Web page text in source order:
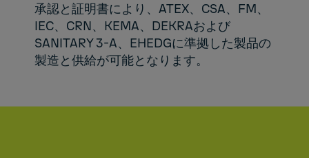
承認と証明書により、ATEX、CSA、FM、
IEC、CRN、KEMA、DEKRAおよび
SANITARY 3-A、EHEDGに準拠した製品の
製造と供給が可能となります。